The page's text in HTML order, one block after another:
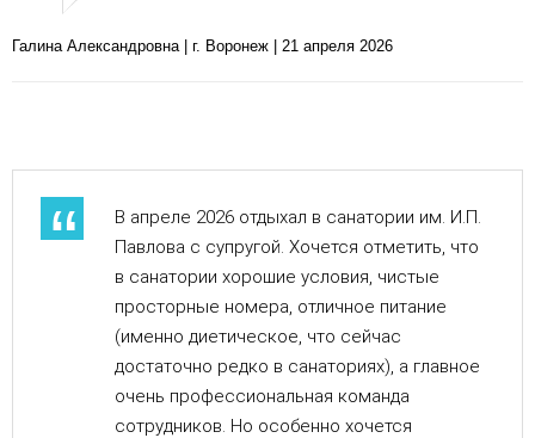
Галина Александровна | г. Воронеж | 21 апреля 2026
В апреле 2026 отдыхал в санатории им. И.П.
Павлова с супругой. Хочется отметить, что
в санатории хорошие условия, чистые
просторные номера, отличное питание
(именно диетическое, что сейчас
достаточно редко в санаториях), а главное
очень профессиональная команда
сотрудников. Но особенно хочется